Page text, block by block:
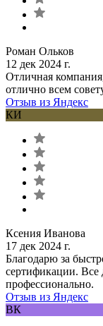
Роман Ольков
12 дек 2024 г.
Отличная
отлично всем
Отзыв из Яндекс
КИ
Ксения Иванова
17 дек 2024 г.
Благодарю за
сертификации. Все
профессионально.
Отзыв из Яндекс
ВК